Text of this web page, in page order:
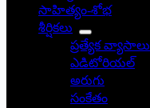
సాహిత్యం-శోభ
శీర్షికలు
ప్రత్యేక వ్యాసాలు
ఎడిటోరియల్
అరుగు
సంకేతం